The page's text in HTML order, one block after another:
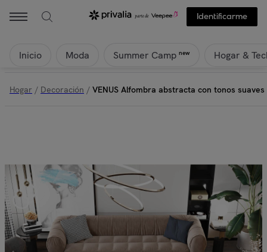
Identificarme
Inicio Moda Summer Camp new Hogar &
Hogar / Decoración / VENUS Alfombra abstracta con tonos